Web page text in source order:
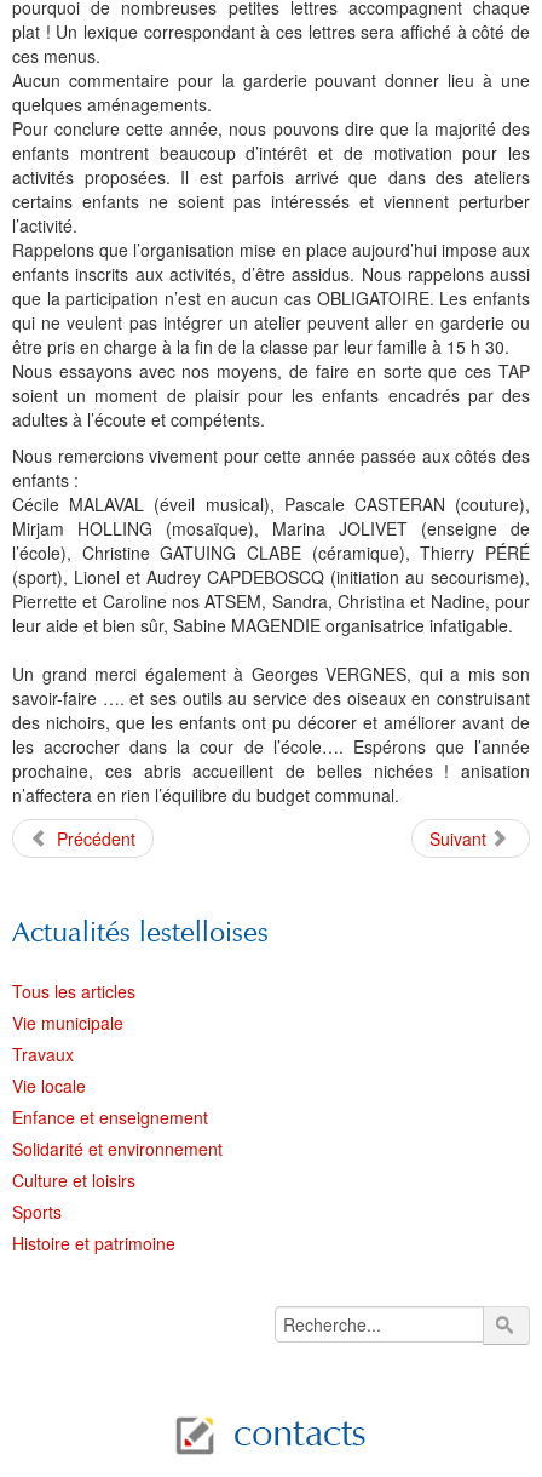
pourquoi de nombreuses petites lettres accompagnent chaque
plat ! Un lexique correspondant à ces lettres sera affiché à côté de
ces menus.
Aucun commentaire pour la garderie pouvant donner lieu à une
quelques aménagements.
Pour conclure cette année, nous pouvons dire que la majorité des
enfants montrent beaucoup d’intérêt et de motivation pour les
activités proposées. Il est parfois arrivé que dans des ateliers
certains enfants ne soient pas intéressés et viennent perturber
l’activité.
Rappelons que l’organisation mise en place aujourd’hui impose aux
enfants inscrits aux activités, d’être assidus. Nous rappelons aussi
que la participation n’est en aucun cas OBLIGATOIRE. Les enfants
qui ne veulent pas intégrer un atelier peuvent aller en garderie ou
être pris en charge à la fin de la classe par leur famille à 15 h 30.
Nous essayons avec nos moyens, de faire en sorte que ces TAP
soient un moment de plaisir pour les enfants encadrés par des
adultes à l’écoute et compétents.
Nous remercions vivement pour cette année passée aux côtés des
enfants :
Cécile MALAVAL (éveil musical), Pascale CASTERAN (couture),
Mirjam HOLLING (mosaïque), Marina JOLIVET (enseigne de
l’école), Christine GATUING CLABE (céramique), Thierry PÉRÉ
(sport), Lionel et Audrey CAPDEBOSCQ (initiation au secourisme),
Pierrette et Caroline nos ATSEM, Sandra, Christina et Nadine, pour
leur aide et bien sûr, Sabine MAGENDIE organisatrice infatigable.
Un grand merci également à Georges VERGNES, qui a mis son
savoir-faire …. et ses outils au service des oiseaux en construisant
des nichoirs, que les enfants ont pu décorer et améliorer avant de
les accrocher dans la cour de l’école…. Espérons que l’année
prochaine, ces abris accueillent de belles nichées ! anisation
n’affectera en rien l’équilibre du budget communal.
Précédent
Suivant
Actualités lestelloises
Tous les articles
Vie municipale
Travaux
Vie locale
Enfance et enseignement
Solidarité et environnement
Culture et loisirs
Sports
Histoire et patrimoine